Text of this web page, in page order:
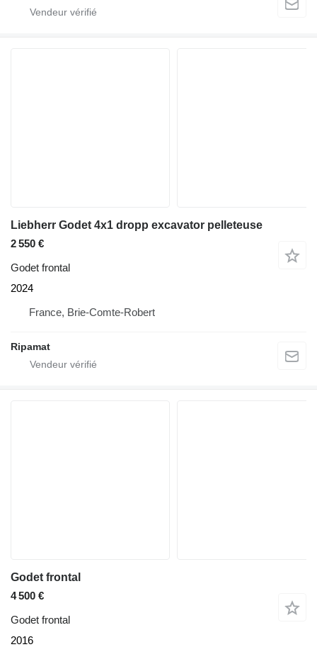
Liebherr Godet 4x1 dropp excavator pelleteuse
2 550 €
Godet frontal
2024
France, Brie-Comte-Robert
Ripamat
Godet frontal
4 500 €
Godet frontal
2016